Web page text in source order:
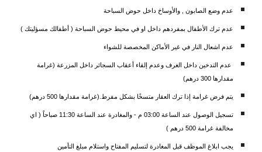
عدم وضع الصابون , والأوساخ داخل حوض السباحة
عدم ترك الأطفال بمفردهم داخل او في محيط حوض السباحة ( أطفالك مسؤليتك )
عدم اشعال النار في غير الأماكن المخصصة للشواء
عدم التدخين داخل الغرف وعدم إلقاء أعقاب السجائر داخل المزرعة (غرامة
مقدارها 300 درهم)
يتم فرض غرامة إذا ترك العقار متسخًا بشكل مفرط.(غرامة مقدارها 500 درهم)
تسجيل الوصول عند الساعة 03:00 م - والمغادرة عند الساعة 11:30 صباحاً ( اي
مخالفة غرامة 500 درهم )
يجب ابلاغ الموظف قبل المغادرة لتسليم المفتاح واستلام مبلغ التأمين